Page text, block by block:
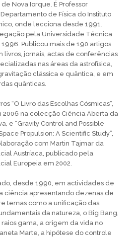
Nova Iorque. É Professor
de Física do Instituto
onde lecciona desde 1991.
pela Universidade Técnica
Publicou mais de 190 artigos
livros, jornais, actas de conferências
nas áreas da astrofísica,
clássica e quântica, e em
quânticas.
“O Livro das Escolhas Cósmicas”,
2006 na colecção Ciência Aberta da
e “Gravity Control and Possible
Propulsion: A Scientific Study”,
com Martin Tajmar da
Austríaca, publicado pela
Europeia em 2002.
desde 1990, em actividades de
ciência apresentando dezenas de
temas como a unificação das
da natureza, o Big Bang,
gama, a origem da vida no
Marte, a hipótese do controle